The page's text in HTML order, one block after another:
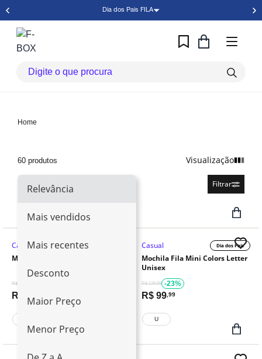
Dia dos Pais FILA
Home
60 produtos Visualização
Relevância
Relevância
Maior Preço
Menor Preço
Mais vendidos
Mais recentes
Desconto
Filtrar
Casual Dia dos Pais
Mochila Fila Suede Unisex
R$ 189,99
R$ 119
Casual Dia dos Pais
Mochila Fila Mini Colors Letter
Unisex
R$ 129,99 -23%
R$ 99,99
U